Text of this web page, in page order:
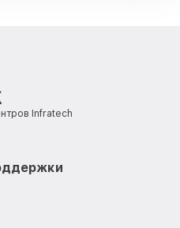
Infratech